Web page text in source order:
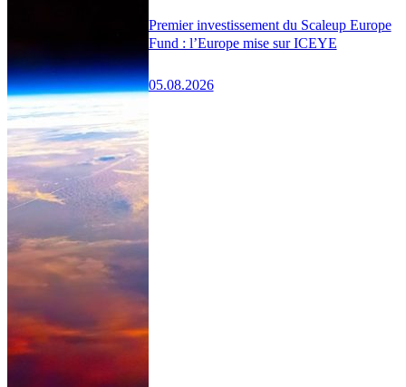
Premier investissement du Scaleup Europe
Fund : l’Europe mise sur ICEYE
05.08.2026